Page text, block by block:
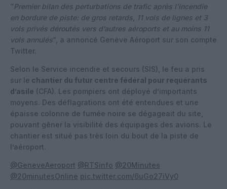
“Premier bilan des perturbations de trafic après l’incendie
en bordure de piste: de gros retards, 11 vols de lignes et 3
vols privés déroutés vers d’autres aéroports et au moins 11
vols annulés“, a annoncé Genève Aéroport sur son compte
Twitter.
Selon le Service incendie et secours (SIS), le feu a pris
sur le chantier du futur centre fédéral pour requérants
d’asile (CFA). Les pompiers ont déployé d’importants
moyens. Des déflagrations ont été entendues et une
épaisse colonne de fumée noire se dégageait du site,
pouvant gêner la visibilité des équipages des avions. Le
chantier est situé pas très loin du bout de la piste de
l’aéroport.
@GeneveAeroport @RTSinfo @20Minutes
@20minutesOnline pic.twitter.com/6uGo27iVy0